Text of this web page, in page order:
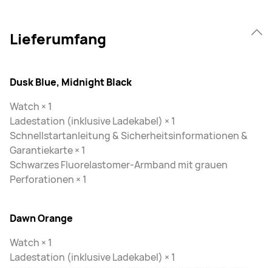
Lieferumfang
Dusk Blue, Midnight Black
Watch × 1
Ladestation (inklusive Ladekabel) × 1
Schnellstartanleitung & Sicherheitsinformationen &
Garantiekarte × 1
Schwarzes Fluorelastomer-Armband mit grauen
Perforationen × 1
Dawn Orange
Watch × 1
Ladestation (inklusive Ladekabel) × 1